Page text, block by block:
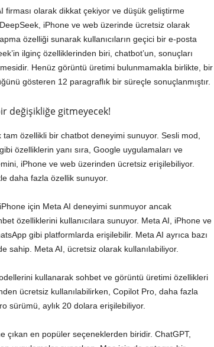
firması olarak dikkat çekiyor ve düşük geliştirme
iPhone ve web üzerinde ücretsiz olarak
özelliği sunarak kullanıcıların geçici bir e-posta
ilginç özelliklerinden biri, chatbot’un, sonuçları
Henüz görüntü üretimi bulunmamakla birlikte, bir
gösteren 12 paragraflık bir süreçle sonuçlanmıştır.
değişikliğe gitmeyecek!
özellikli bir chatbot deneyimi sunuyor. Sesli mod,
özelliklerin yanı sıra, Google uygulamaları ve
iPhone ve web üzerinden ücretsiz erişilebiliyor.
daha fazla özellik sunuyor.
için Meta AI deneyimi sunmuyor ancak
özelliklerini kullanıcılara sunuyor. Meta AI, iPhone ve
gibi platformlarda erişilebilir. Meta AI ayrıca bazı
sahip. Meta AI, ücretsiz olarak kullanılabiliyor.
kullanarak sohbet ve görüntü üretimi özellikleri
ücretsiz kullanılabilirken, Copilot Pro, daha fazla
sürümü, aylık 20 dolara erişilebiliyor.
çıkan en popüler seçeneklerden biridir. ChatGPT,